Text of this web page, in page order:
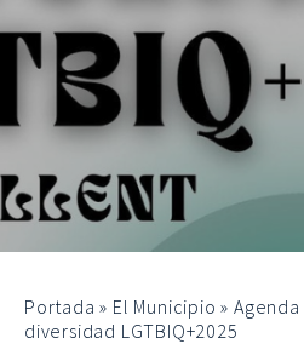
Portada » El Municipio »Agenda
diversidad LGTBIQ+2025